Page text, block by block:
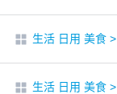
生活 日用 美食 >
生活 日用 美食 >